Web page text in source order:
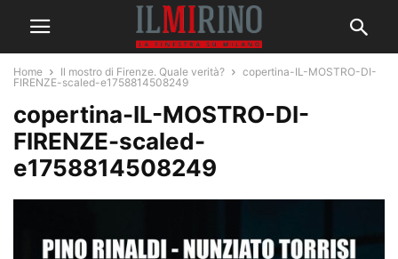
Home Il mostro di Firenze. Quale verità?
copertina-IL-MOSTRO-DI-
FIRENZE-scaled-e1758814508249
copertina-IL-MOSTRO-DI-
FIRENZE-scaled-
e1758814508249